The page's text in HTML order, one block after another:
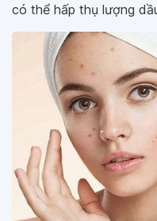
có thể hấp thụ lượng